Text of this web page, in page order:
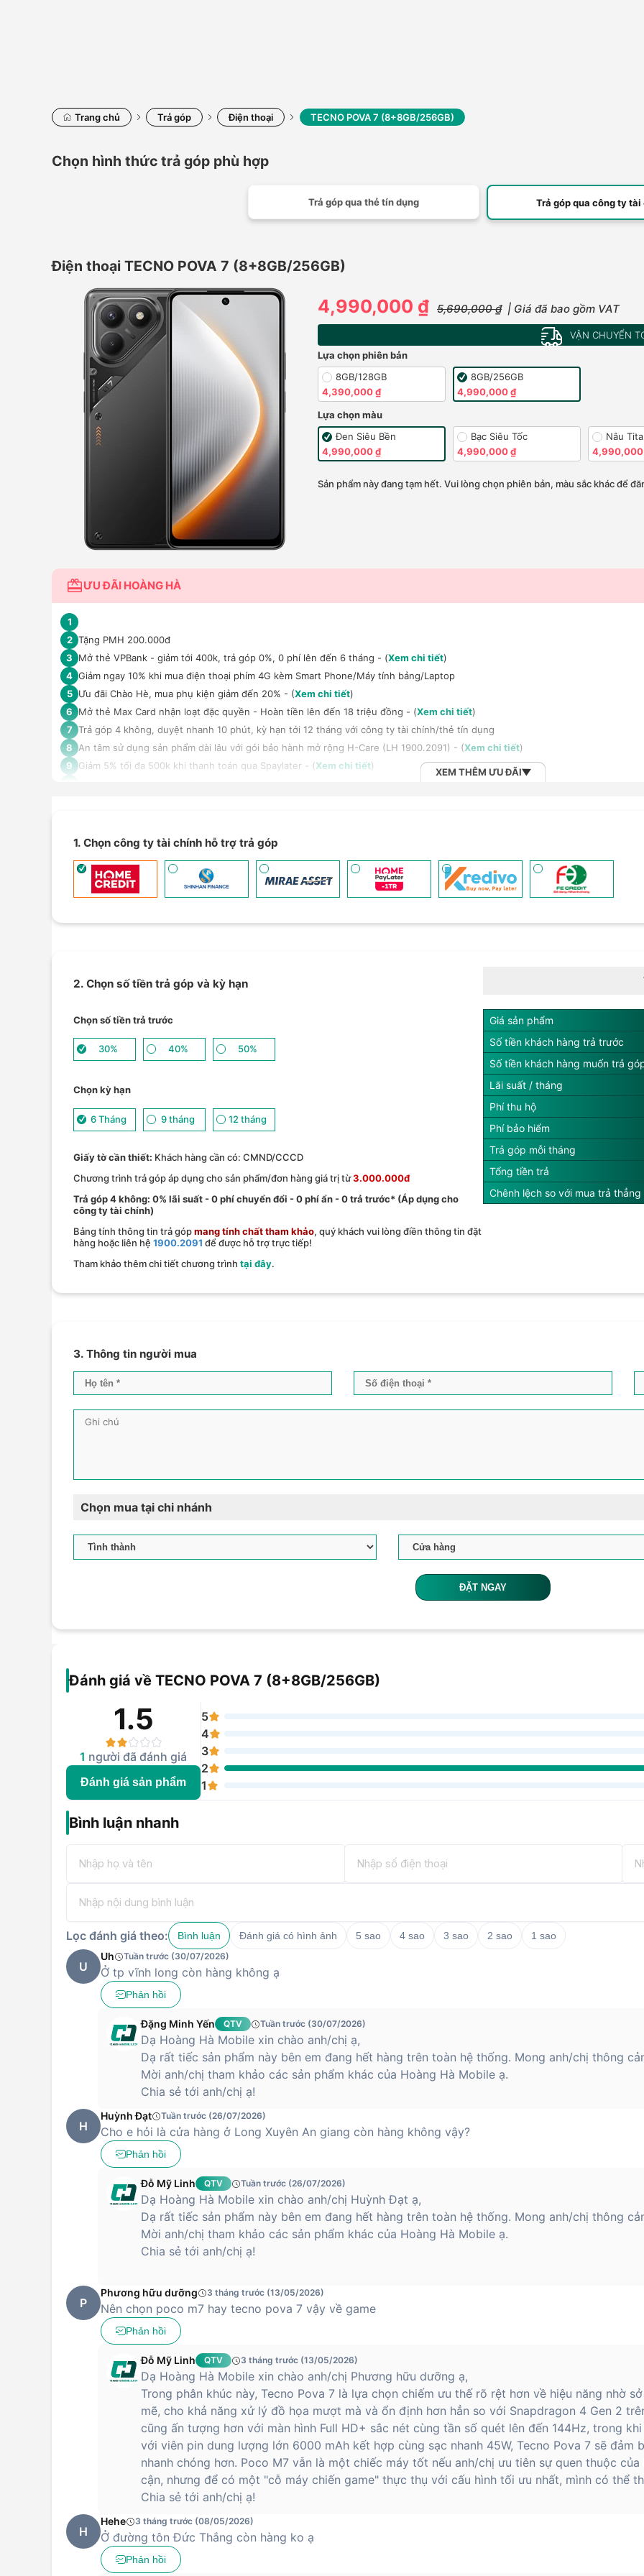
Trang chủ Trả góp Điện thoại TECNO POVA 7 (8+8GB/256GB)
Chọn hình thức trả góp phù hợp
Trả góp qua thẻ tín dụng Trả góp qua công ty tài
Điện thoại TECNO POVA 7 (8+8GB/256GB)
4,990,000 ₫ 5,690,000 ₫ | Giá đã bao gồm VAT
VẬN CHUYỂN
Lựa chọn phiên bản
8GB/128GB
4,390,000 ₫
8GB/256GB
4,990,000 ₫
Lựa chọn màu
Đen Siêu Bền
4,990,000 ₫
Bạc Siêu Tốc
4,990,000 ₫
Nâu
4,990,000
Sản phẩm này đang tạm hết. Vui lòng chọn phiên bản, màu sắc khác để
ƯU ĐÃI HOÀNG HÀ
1
2 Tặng PMH 200.000đ
3
Mở thẻ VPBank - giảm tới 400k, trả góp 0%, 0 phí lên đến 6 tháng - (Xem chi tiết)
4 Giảm ngay 10% khi mua điện thoại phím 4G kèm Smart Phone/Máy tính bảng/Laptop
5 Ưu đãi Chào Hè, mua phụ kiện giảm đến 20% - (Xem chi tiết)
6
Mở thẻ Max Card nhận loạt đặc quyền - Hoàn tiền lên đến 18 triệu đồng - (Xem chi tiết)
7 Trả góp 4 không, duyệt nhanh 10 phút, kỳ hạn tới 12 tháng với công ty tài chính/thẻ tín dụng
8
An tâm sử dụng sản phẩm dài lâu với gói bảo hành mở rộng H-Care (LH 1900.2091) - (Xem chi tiết)
9
Giảm 5% tối đa 500k khi thanh toán qua Spaylater - (Xem chi tiết)
13
TPBank Evo - Giảm đến 500.000đ, trả góp 0%, 0 phí lên đến 6 tháng - (
Giảm ngay 50.000đ khi mua gói cước di động Mobifone, Vnsky lên tới 6GB data/ngày - Trải nghiệm 5G chỉ 99k/tháng - (
Nhận báo giá tốt nhất cho khách hàng doanh nghiệp B2B khi mua số lượng lớn - ( Xem chi tiết)
XEM THÊM ƯU ĐÃI
1. Chọn công ty tài chính hỗ trợ trả góp
2. Chọn số tiền trả góp và kỳ hạn
Chọn số tiền trả trước
30% 40% 50%
Chọn kỳ hạn
6 Tháng 9 tháng 12 tháng
Giấy tờ cần thiết: Khách hàng cần có: CMND/CCCD
Chương trình trả góp áp dụng cho sản phẩm/đơn hàng giá trị từ3.000.000đ
Trả góp 4 không: 0% lãi suất - 0 phí chuyển đổi - 0 phí ẩn - 0 trả trước* (Áp dụng cho
công ty tài chính)
Bảng tính thông tin trả gópmang tính chất tham khảo, quý khách vui lòng điền thông tin đặt
hàng hoặc liên hệ 1900.2091 để được hỗ trợ trực tiếp!
Tham khảo thêm chi tiết chương trình tại đây.
Giá sản phẩm
Số tiền khách hàng trả trước
Số tiền khách hàng muốn trả
Lãi suất / tháng
Phí thu hộ
Phí bảo hiểm
Trả góp mỗi tháng
Tổng tiền trả
Chênh lệch so với mua trả thẳng
3. Thông tin người mua
Chọn mua tại chi nhánh
ĐẶT NGAY
Đánh giá về TECNO POVA 7 (8+8GB/256GB)
1.5
1 người đã đánh giá
Đánh giá sản phẩm
5
4
3
2
1
Bình luận nhanh
Lọc đánh giá theo: Bình luận Đánh giá có hình ảnh 5 sao 4 sao 3 sao 2 sao 1 sao
U
Uh Tuần trước (30/07/2026)
Ở tp vĩnh long còn hàng không ạ
Phản hồi
Đặng Minh Yến QTV Tuần trước (30/07/2026)
Dạ Hoàng Hà Mobile xin chào anh/chị ạ,
Dạ rất tiếc sản phẩm này bên em đang hết hàng trên toàn hệ thống. Mong anh/chị thông
Mời anh/chị tham khảo các sản phẩm khác của Hoàng Hà Mobile ạ.
Chia sẻ tới anh/chị ạ!
H
Huỳnh Đạt Tuần trước (26/07/2026)
Cho e hỏi là cửa hàng ở Long Xuyên An giang còn hàng không vậy?
Phản hồi
Đỗ Mỹ Linh QTV Tuần trước (26/07/2026)
Dạ Hoàng Hà Mobile xin chào anh/chị Huỳnh Đạt ạ,
Dạ rất tiếc sản phẩm này bên em đang hết hàng trên toàn hệ thống. Mong anh/chị thông
Mời anh/chị tham khảo các sản phẩm khác của Hoàng Hà Mobile ạ.
Chia sẻ tới anh/chị ạ!
P
Phương hữu dưỡng 3 tháng trước (13/05/2026)
Nên chọn poco m7 hay tecno pova 7 vậy về game
Phản hồi
Đỗ Mỹ Linh QTV 3 tháng trước (13/05/2026)
Dạ Hoàng Hà Mobile xin chào anh/chị Phương hữu dưỡng ạ,
Trong phân khúc này, Tecno Pova 7 là lựa chọn chiếm ưu thế rõ rệt hơn về hiệu năng nhờ
mẽ, cho khả năng xử lý đồ họa mượt mà và ổn định hơn hẳn so với Snapdragon 4 Gen 2
cũng ấn tượng hơn với màn hình Full HD+ sắc nét cùng tần số quét lên đến 144Hz, trong
với viên pin dung lượng lớn 6000 mAh kết hợp cùng sạc nhanh 45W, Tecno Pova 7 sẽ đảm
nhanh chóng hơn. Poco M7 vẫn là một chiếc máy tốt nếu anh/chị ưu tiên sự quen thuộc
cận, nhưng để có một "cỗ máy chiến game" thực thụ với cấu hình tối ưu nhất, mình có thể
Chia sẻ tới anh/chị ạ!
H
Hehe 3 tháng trước (08/05/2026)
Ở đường tôn Đức Thắng còn hàng ko ạ
Phản hồi